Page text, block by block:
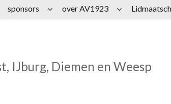
IJburg, Diemen en Weesp
sponsors over AV1923